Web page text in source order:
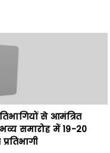
से आमंत्रित
समारोह में 19-20